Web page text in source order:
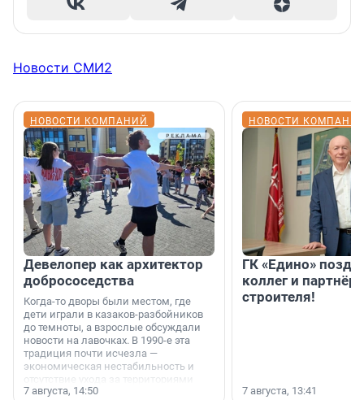
Новости СМИ2
НОВОСТИ КОМПАНИЙ
Девелопер как архитектор
добрососедства
Когда-то дворы были местом, где
дети играли в казаков-разбойников
до темноты, а взрослые обсуждали
новости на лавочках. В 1990-е эта
традиция почти исчезла —
экономическая нестабильность и
отсутствие ухода за территориями
сделали своё дело.
7 августа, 14:50
НОВОСТИ
ГК «Едино»
коллег и
строителя!
7 августа, 13:41